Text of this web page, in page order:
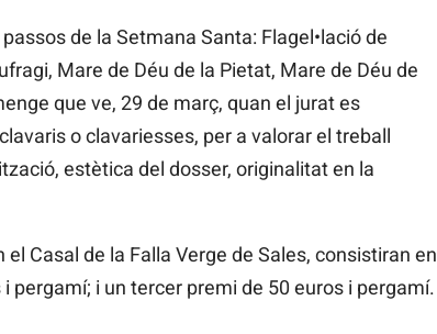
de la Setmana Santa: Flagel•lació de
Mare de Déu de la Pietat, Mare de Déu de
que ve, 29 de març, quan el jurat es
o clavariesses, per a valorar el treball
estètica del dosser, originalitat en la
Casal de la Falla Verge de Sales, consistiran en
pergamí; i un tercer premi de 50 euros i pergamí.